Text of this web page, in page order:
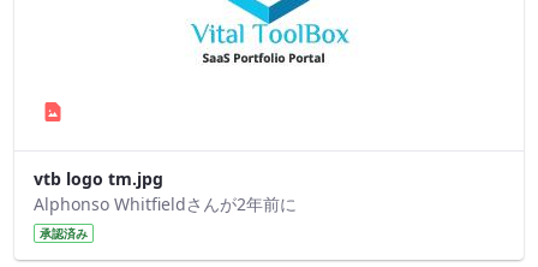
vtb logo tm.jpg
Alphonso Whitfieldさんが2年前に
承認済み